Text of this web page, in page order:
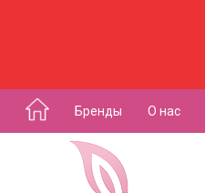
Бренды О нас